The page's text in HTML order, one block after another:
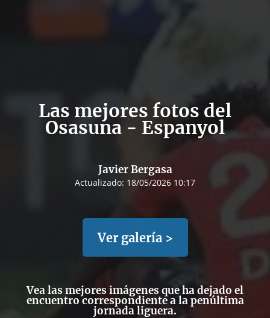
Las mejores fotos del
Osasuna - Espanyol
Javier Bergasa
Actualizado: 18/05/2026 10:17
Ver galería >
Vea las mejores imágenes que ha dejado el
encuentro correspondiente a la penúltima
jornada liguera.